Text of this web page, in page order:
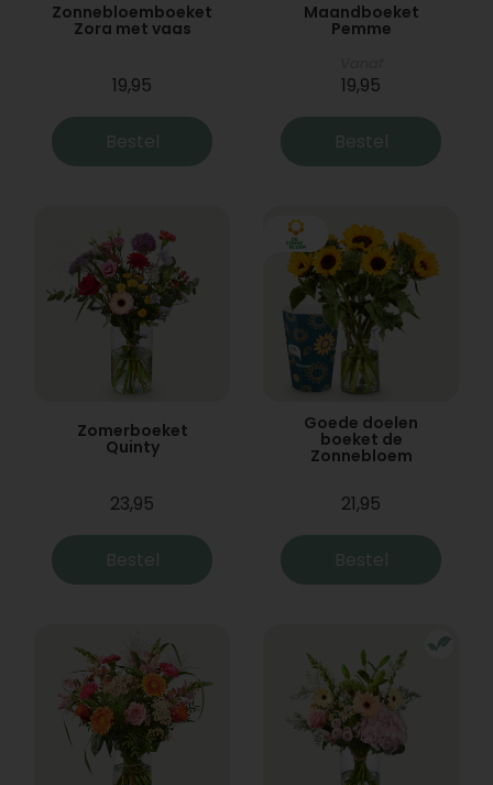
Zonnebloemboeket
Zora met vaas
19,95
Bestel
Maandboeket
Pemme
19,95
Bestel
Zomerboeket
Quinty
23,95
Bestel
Goede doelen
boeket de
Zonnebloem
21,95
Bestel